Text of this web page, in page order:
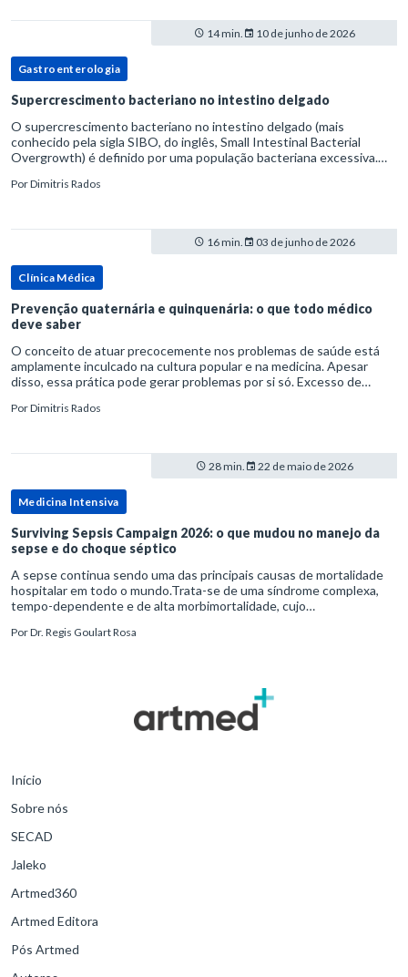
14 min. 10 de junho de 2026
Gastroenterologia
Supercrescimento bacteriano no intestino delgado
O supercrescimento bacteriano no intestino delgado (mais
conhecido pela sigla SIBO, do inglês, Small Intestinal Bacterial
Overgrowth) é definido por uma população bacteriana excessiva.
PorDimitris Rados
16 min. 03 de junho de 2026
Clínica Médica
Prevenção quaternária e quinquenária: o que todo médico
deve saber
O conceito de atuar precocemente nos problemas de saúde está
amplamente inculcado na cultura popular e na medicina. Apesar
disso, essa prática pode gerar problemas por si só. Excesso de
PorDimitris Rados
28 min. 22 de maio de 2026
Medicina Intensiva
Surviving Sepsis Campaign 2026: o que mudou no manejo da
sepse e do choque séptico
A sepse continua sendo uma das principais causas de mortalidade
hospitalar em todo o mundo.Trata-se de uma síndrome complexa,
tempo-dependente e de alta morbimortalidade, cujo
para o desfe
PorDr. Regis Goulart Rosa
Início
Sobre nós
SECAD
Jaleko
Artmed360
Artmed Editora
Pós Artmed